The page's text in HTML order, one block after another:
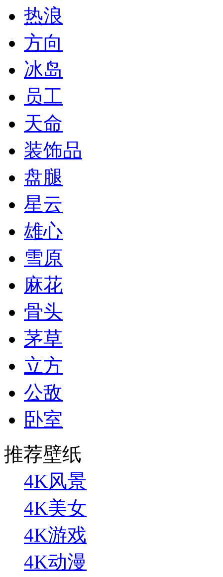
热浪
方向
冰岛
员工
天命
装饰品
盘腿
星云
雄心
雪原
麻花
骨头
茅草
立方
公敌
卧室
推荐壁纸
4K风景
4K美女
4K游戏
4K动漫